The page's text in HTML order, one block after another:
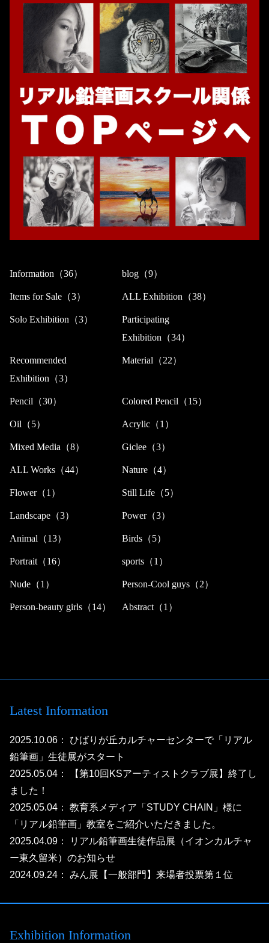
Information（36） blog（9）
Items for Sale（3） ALL Exhibition（38）
Solo Exhibition（3）
Participating
Exhibition（34）
Recommended
Exhibition（3）
Material（22）
Pencil（30） Colored Pencil（15）
Oil（5） Acrylic（1）
Mixed Media（8） Giclee（3）
ALL Works（44） Nature（4）
Flower（1） Still Life（5）
Landscape（3） Power（3）
Animal（13） Birds（5）
Portrait（16） sports（1）
Nude（1） Person-Cool guys（2）
Person-beauty girls（14） Abstract（1）
Latest Information
2025.10.06 ： ひばりが丘カルチャーセンターで「リアル
鉛筆画」生徒展がスタート
2025.05.04 ： 【第10回KSアーティストクラブ展】終了し
ました！
2025.05.04 ： 教育系メディア「STUDY CHAIN」様に
「リアル鉛筆画」教室をご紹介いただきました。
2025.04.09 ： リアル鉛筆画生徒作品展（イオンカルチャ
ー東久留米）のお知らせ
2024.09.24 ： みん展【一般部門】来場者投票第１位
Exhibition Information